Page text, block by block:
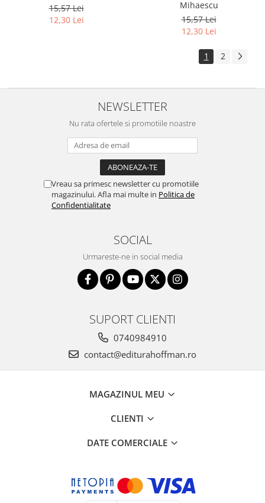
15,57 Lei
12,30 Lei
Mihaescu
15,57 Lei
12,30 Lei
1 2
NEWSLETTER
Nu rata ofertele si promotiile noastre
Vreau sa primesc newsletter cu promotiile
magazinului. Afla mai multe in Politica de
Confidentialitate
SOCIAL
Urmareste-ne in social media
SUPORT CLIENTI
0740984910
contact@editurahoffman.ro
MAGAZINUL MEU
CLIENTI
DATE COMERCIALE